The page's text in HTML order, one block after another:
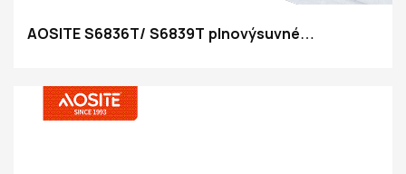
AOSITE S6836T/ S6839T plnovýsuvné